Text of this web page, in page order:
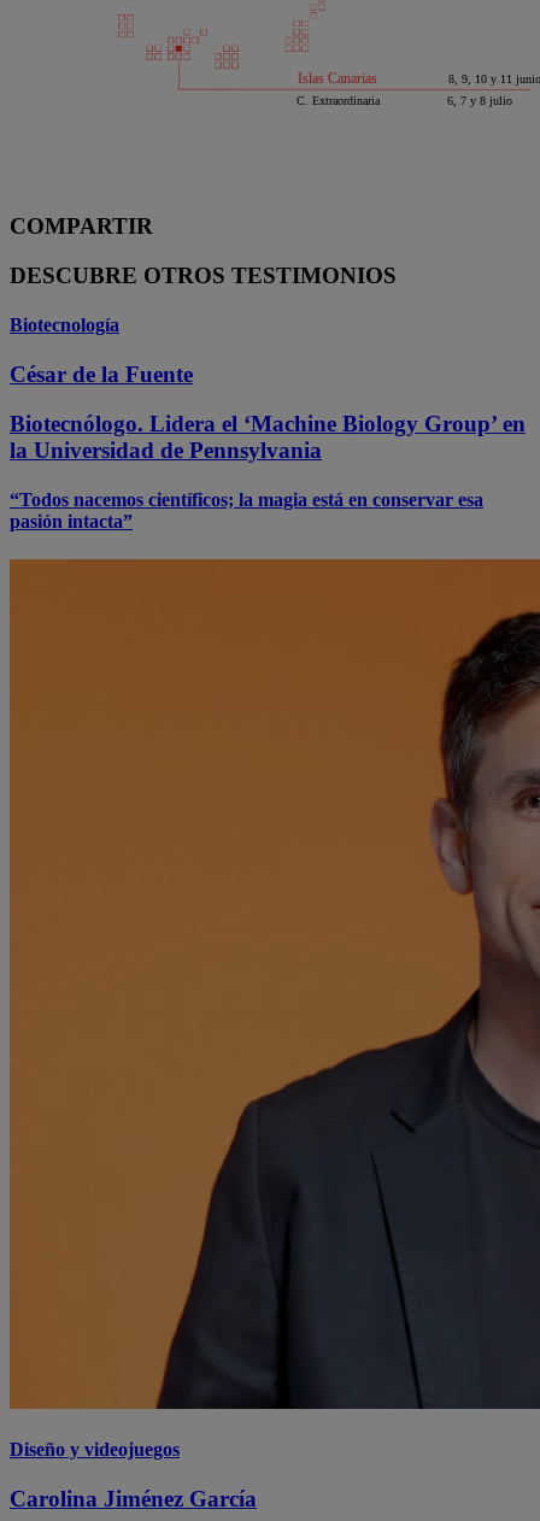
COMPARTIR
DESCUBRE OTROS TESTIMONIOS
Biotecnología
César de la Fuente
Biotecnólogo. Lidera el ‘Machine Biology Group’ en
la Universidad de Pennsylvania
“Todos nacemos científicos; la magia está en conservar esa
pasión intacta”
Diseño y videojuegos
Carolina Jiménez García